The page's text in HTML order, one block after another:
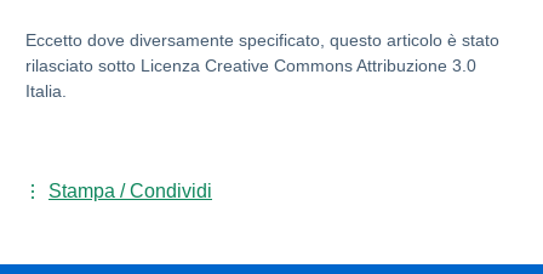
Eccetto dove diversamente specificato, questo articolo è stato
rilasciato sotto Licenza Creative Commons Attribuzione 3.0
Italia.
Stampa / Condividi